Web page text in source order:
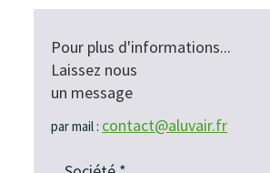
Pour plus d'informations...
Laissez nous
un message
par mail : contact@aluvair.fr